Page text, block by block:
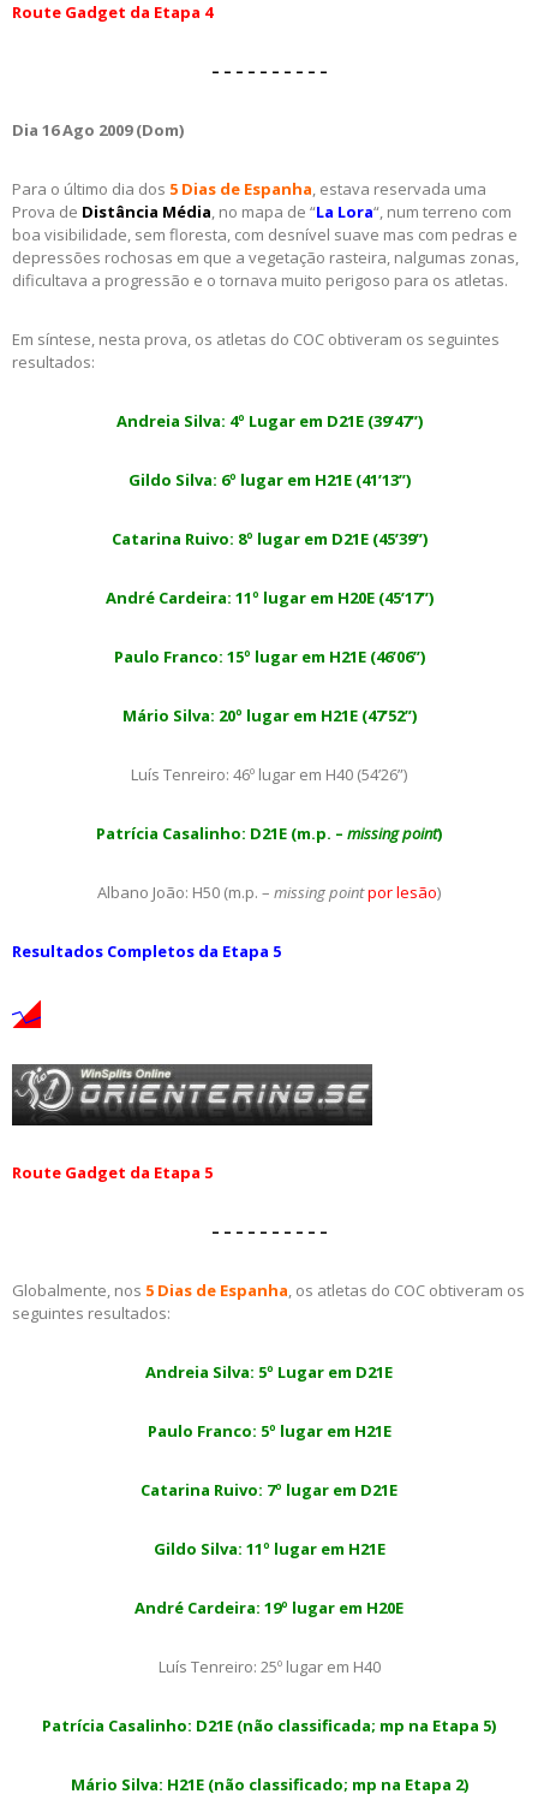
Route Gadget da Etapa 4
– – – – – – – – – –
Dia 16 Ago 2009 (Dom)
Para o último dia dos 5 Dias de Espanha, estava reservada uma
Prova de Distância Média, no mapa de “La Lora“, num terreno com
boa visibilidade, sem floresta, com desnível suave mas com pedras e
depressões rochosas em que a vegetação rasteira, nalgumas zonas,
dificultava a progressão e o tornava muito perigoso para os atletas.
Em síntese, nesta prova, os atletas do COC obtiveram os seguintes
resultados:
Andreia Silva: 4º Lugar em D21E (39’47”)
Gildo Silva: 6º lugar em H21E (41’13”)
Catarina Ruivo: 8º lugar em D21E (45’39”)
André Cardeira: 11º lugar em H20E (45’17”)
Paulo Franco: 15º lugar em H21E (46’06”)
Mário Silva: 20º lugar em H21E (47’52”)
Luís Tenreiro: 46º lugar em H40 (54’26”)
Patrícia Casalinho: D21E (m.p. – missing point)
Albano João: H50 (m.p. – missing pointpor lesão)
Resultados Completos da Etapa 5
Route Gadget da Etapa 5
– – – – – – – – – –
Globalmente, nos 5 Dias de Espanha, os atletas do COC obtiveram os
seguintes resultados:
Andreia Silva: 5º Lugar em D21E
Paulo Franco: 5º lugar em H21E
Catarina Ruivo: 7º lugar em D21E
Gildo Silva: 11º lugar em H21E
André Cardeira: 19º lugar em H20E
Luís Tenreiro: 25º lugar em H40
Patrícia Casalinho: D21E (não classificada; mp na Etapa 5)
Mário Silva: H21E(não classificado; mp na Etapa 2)